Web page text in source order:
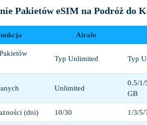
Pakietów eSIM na Podróż do
Airalo
Typ Unlimited Typ
Unlimited
0.5/1/
GB
(dni) 10/30 1/3/5/